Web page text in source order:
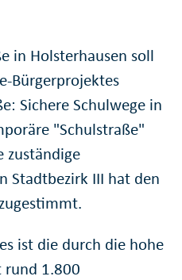
in Holsterhausen soll
Bürgerprojektes
Sichere Schulwege in
"Schulstraße"
zuständige
Stadtbezirk III hat den
ist die durch die hohe
rund 1.800